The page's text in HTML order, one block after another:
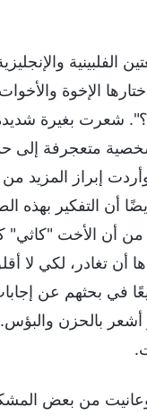
الفلبينية
اختارها الإخوة
مني؟". شعرت بغيرة
متعجرفة إلى حد
إبراز المزيد
أن التفكير بهذه
من أن الأخت
تغادر، لكي لا
في بحثهم عن
بالحزن
من بعض